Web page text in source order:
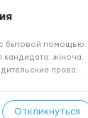
с бытовой помощью.
жіноча.
права: .
Откликнуться